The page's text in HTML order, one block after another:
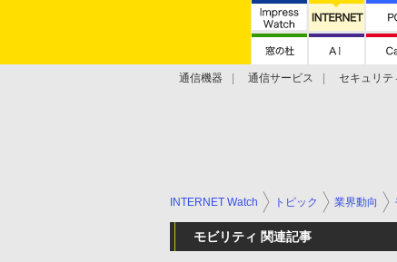
通信機器 通信サービス セキュリテ
INTERNET Watch トピック 業界動向
モビリティ 関連記事